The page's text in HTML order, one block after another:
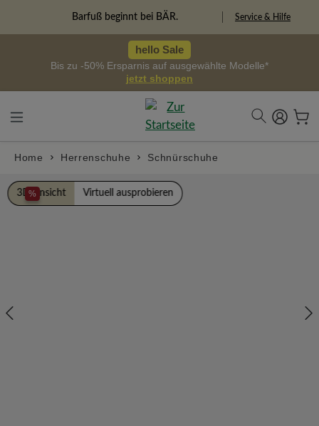
Freiheitspioniere Service & Hilfe
hello Sale
Bis zu -50% Ersparnis auf ausgewählte Modelle*
jetzt shoppen
Home Herrenschuhe Schnürschuhe
%
Bildergalerie überspringen
3D Ansicht Virtuell ausprobieren